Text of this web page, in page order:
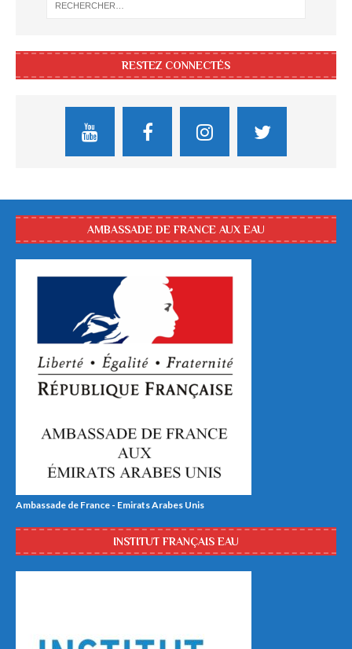
RESTEZ CONNECTÉS
AMBASSADE DE FRANCE AUX EAU
Ambassade de France - Emirats Arabes Unis
INSTITUT FRANÇAIS EAU